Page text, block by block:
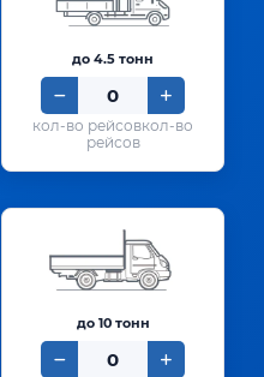
до 4.5 тонн
кол-во
рейсов
до 10 тонн